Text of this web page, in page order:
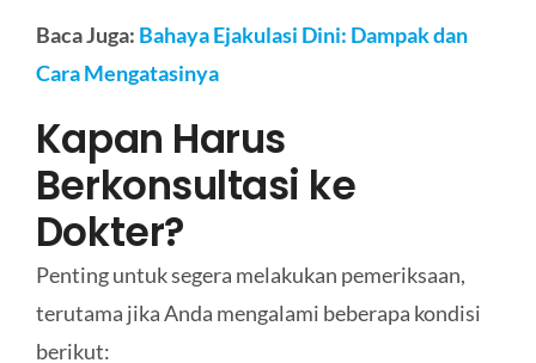
Baca Juga: Bahaya Ejakulasi Dini: Dampak dan
Cara Mengatasinya
Kapan Harus
Berkonsultasi ke
Dokter?
Penting untuk segera melakukan pemeriksaan,
terutama jika Anda mengalami beberapa kondisi
berikut: